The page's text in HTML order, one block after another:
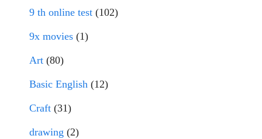
9 th online test (102)
9x movies (1)
Art (80)
Basic English (12)
Craft (31)
drawing (2)